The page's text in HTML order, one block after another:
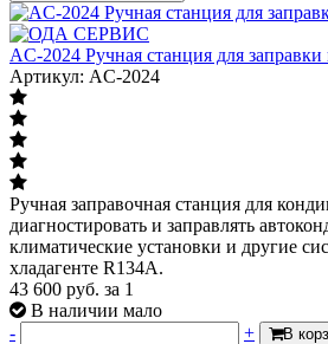
AC-2024 Ручная станция для
Артикул: AC-2024
Ручная заправочная станция для
диагностировать и заправлять
климатические установки и другие
хладагенте R134A.
43 600 руб. за 1
В наличии мало
-
+ В